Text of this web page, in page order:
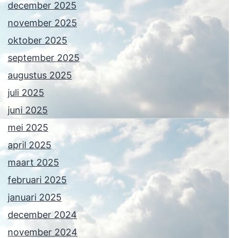
december 2025
november 2025
oktober 2025
september 2025
augustus 2025
juli 2025
juni 2025
mei 2025
april 2025
maart 2025
februari 2025
januari 2025
december 2024
november 2024